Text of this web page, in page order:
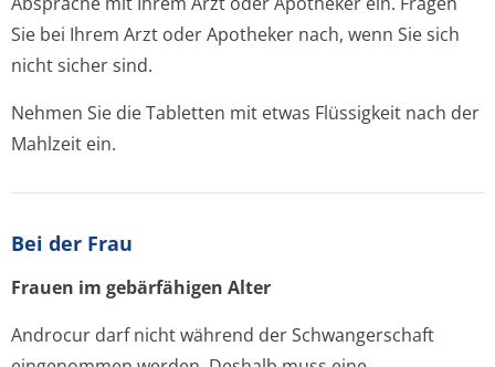
Sie bei Ihrem Arzt oder Apotheker nach, wenn Sie sich
nicht sicher sind.
Nehmen Sie die Tabletten mit etwas Flüssigkeit nach der
Mahlzeit ein.
Bei der Frau
Frauen im gebärfähigen Alter
Androcur darf nicht während der Schwangerschaft